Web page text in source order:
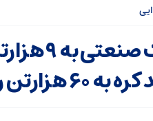
صادرات شیرخشک
رسید